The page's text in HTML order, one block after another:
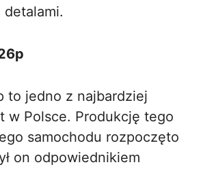
to jedno z najbardziej
w Polsce. Produkcję tego
samochodu rozpoczęto
on odpowiednikiem